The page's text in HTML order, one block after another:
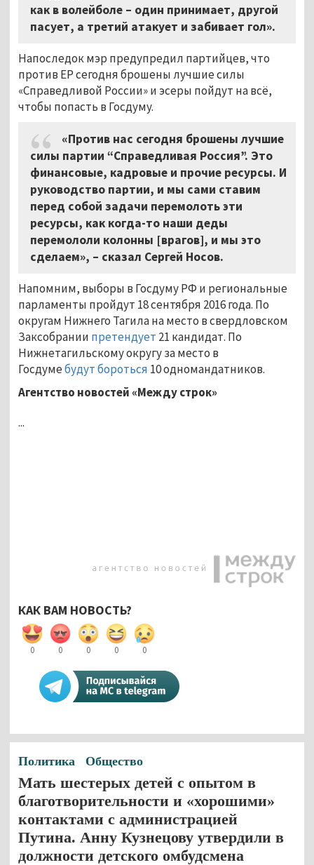
как в волейболе – один принимает, другой
пасует, а третий атакует и забивает гол».
Напоследок мэр предупредил партийцев, что
против ЕР сегодня брошены лучшие силы
«Справедливой России» и эсеры пойдут на всё,
чтобы попасть в Госдуму.
«Против нас сегодня брошены лучшие
силы партии “Справедливая Россия”. Это
финансовые, кадровые и прочие ресурсы. И
руководство партии, и мы сами ставим
перед собой задачи перемолоть эти
ресурсы, как когда-то наши деды
перемололи колонны [врагов], и мы это
сделаем», – сказал Сергей Носов.
Напомним, выборы в Госдуму РФ и региональные
парламенты пройдут 18 сентября 2016 года. По
округам Нижнего Тагила на место в свердловском
Заксобрании претендует 21 кандидат. По
Нижнетагильскому округу за место в
Госдумебудут бороться 10 одномандатников.
Агентство новостей «Между строк»
...
КАК ВАМ НОВОСТЬ?
0 0 0 0 0
Политика Общество
Мать шестерых детей с опытом в
благотворительности и «хорошими»
контактами с администрацией
Путина. Анну Кузнецову утвердили в
должности детского омбудсмена